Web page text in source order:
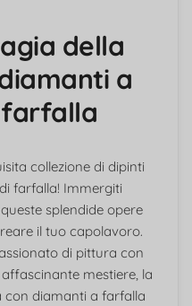
della
a
collezione di dipinti
farfalla! Immergiti
splendide opere
il tuo capolavoro.
di pittura con
mestiere, la
con diamanti a farfalla